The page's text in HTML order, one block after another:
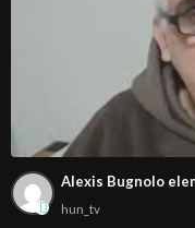
Alexis Bugnolo
hun_tv